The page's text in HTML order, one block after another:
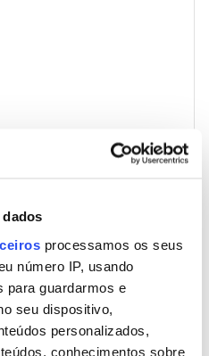
processamos os seus
número IP, usando
para guardarmos e
seu dispositivo,
personalizados,
conhecimentos sobre